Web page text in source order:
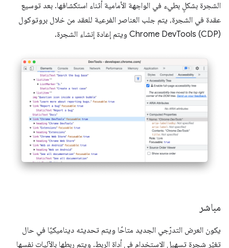
الشجرة بشكلٍ بطيء في الواجهة الأمامية أثناء استكشافها. بعد توسيع
عقدة في الشجرة، يتم جلب العناصر الفرعية للعقد من خلال بروتوكول
Chrome DevTools (CDP) ويتم إعادة إنشاء الشجرة.
مباشر
يكون العرض التدرّجي الجديد متاحًا ويتم تحديثه ديناميكيًا في حال
تغيّر شجرة تسهيل الاستخدام في أداة الربط. ويتم ربطها بالآليات نفسها